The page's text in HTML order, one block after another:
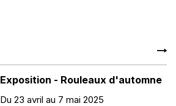
Exposition - Rouleaux d'automne
Du 23 avril au 7 mai 2025